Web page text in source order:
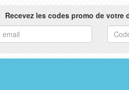
Recevez les codes promo de votre